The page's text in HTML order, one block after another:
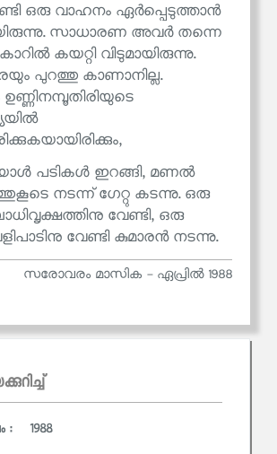
ഒരു വാഹനം ഏർപ്പെടുത്താൻ
സാധാരണ അവർ തന്നെ
കയറ്റി വിടുമായിരുന്നു.
പുറത്തു കാണാനില്ല.
പടികൾ ഇറങ്ങി, മണൽ
നടന്ന് ഗേറ്റു കടന്നു. ഒരു
വേണ്ടി, ഒരു
വേണ്ടി കുമാരൻ നടന്നു.
സരോവരം മാസിക - ഏപ്രില്‍ 1988
: 1988